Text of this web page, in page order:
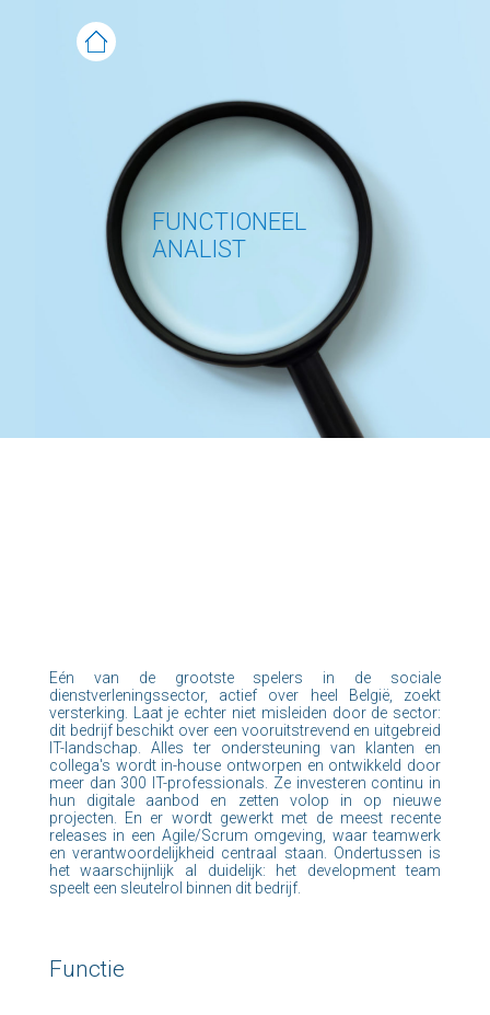
FUNCTIONEEL
ANALIST
Eén van de grootste spelers in de sociale
dienstverleningssector, actief over heel België, zoekt
versterking. Laat je echter niet misleiden door de sector:
dit bedrijf beschikt over een vooruitstrevend en uitgebreid
IT-landschap. Alles ter ondersteuning van klanten en
collega's wordt in-house ontworpen en ontwikkeld door
meer dan 300 IT-professionals. Ze investeren continu in
hun digitale aanbod en zetten volop in op nieuwe
projecten. En er wordt gewerkt met de meest recente
releases in een Agile/Scrum omgeving, waar teamwerk
en verantwoordelijkheid centraal staan. Ondertussen is
het waarschijnlijk al duidelijk: het development team
speelt een sleutelrol binnen dit bedrijf.
Functie